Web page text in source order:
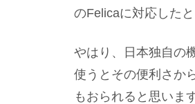
のFelicaに対応した
やはり、日本独自の
使うとその便利さか
もおられると思います